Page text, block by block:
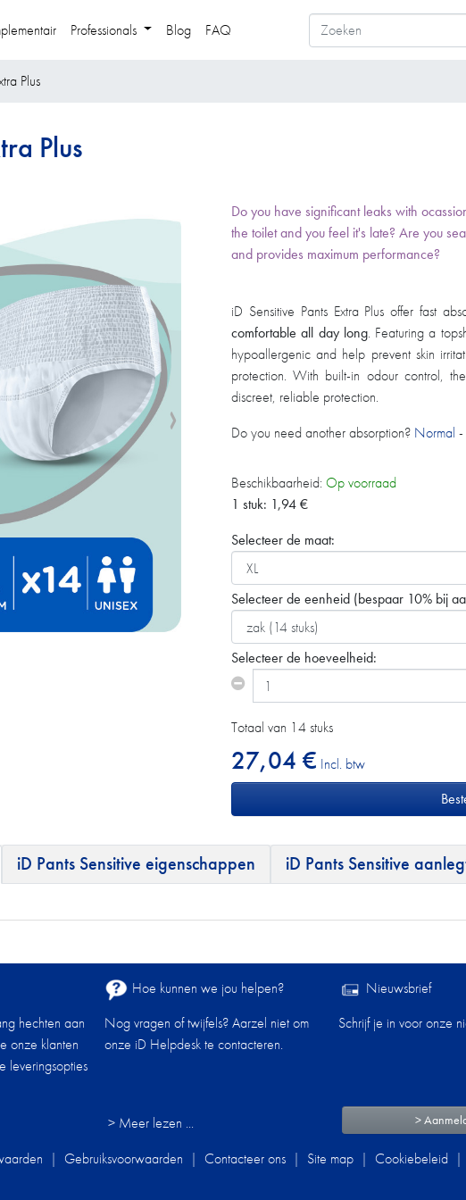
Professionals Blog FAQ
Plus
Plus
Do you have significant leaks with
the toilet and you feel it's late? Are you
and provides maximum performance?​ ​​ ​
​iD Sensitive Pants Extra Plus offer fast
comfortable all day long. Featuring a
hypoallergenic and help prevent skin
protection. With built-in odour control,
discreet, reliable protection.
Do you need another absorption? Normal -
Beschikbaarheid: Op voorraad
1 stuk: 1,94€
Selecteer de maat:
Selecteer de eenheid (bespaar 10% bij
Selecteer de hoeveelheid:
Totaal van 14 stuks
27,04 € Incl. btw
iD Pants Sensitive eigenschappen iD Pants Sensitive
hechten aan
onze klanten
leveringsopties
Hoe kunnen we jou helpen?
Nog vragen of twijfels? Aarzel niet om
onze iD Helpdesk te contacteren.
> Meer lezen ...
Nieuwsbrief
Schrijf je in voor onze
>
| Gebruiksvoorwaarden | Contacteer ons | Site map | Cookiebeleid |